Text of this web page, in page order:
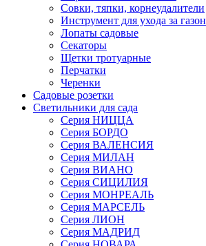
Совки, тяпки, корнеудалители
Инструмент для ухода за
Лопаты садовые
Секаторы
Щетки тротуарные
Перчатки
Черенки
Садовые розетки
Светильники для сада
Серия НИЦЦА
Серия БОРДО
Серия ВАЛЕНСИЯ
Серия МИЛАН
Серия ВИАНО
Серия СИЦИЛИЯ
Серия МОНРЕАЛЬ
Серия МАРСЕЛЬ
Серия ЛИОН
Серия МАДРИД